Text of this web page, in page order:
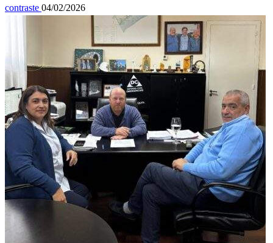
contraste 04/02/2026